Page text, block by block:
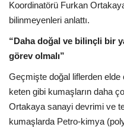
Koordinatörü Furkan
bilinmeyenleri anlattı.
“Daha doğal ve bilinçli bir
görev olmalı”
Geçmişte doğal liflerden
keten gibi kumaşların daha
Ortakaya sanayi devrimi ve
kumaşlarda Petro-kimya